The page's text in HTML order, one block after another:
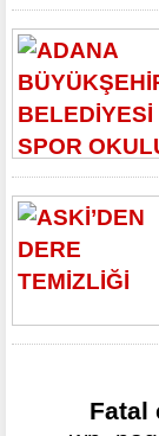
Fatal